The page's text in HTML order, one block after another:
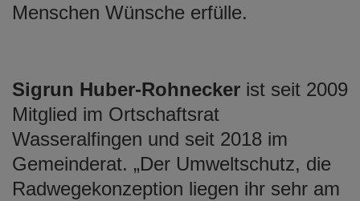
Menschen Wünsche erfülle.
Sigrun Huber-Rohnecker ist seit 2009
Mitglied im Ortschaftsrat
Wasseralfingen und seit 2018 im
Gemeinderat. „Der Umweltschutz, die
Radwegekonzeption liegen ihr sehr am